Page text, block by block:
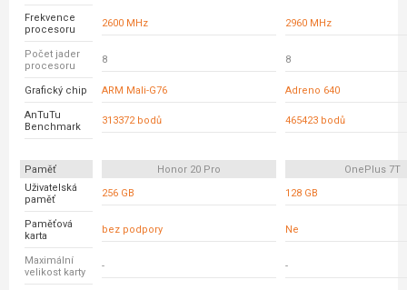
Frekvence
procesoru
2600 MHz 2960 MHz
Počet jader
procesoru
8 8
Grafický chip ARM Mali-G76 Adreno 640
AnTuTu
Benchmark
313372 bodů 465423 bodů
Paměť Honor 20 Pro
OnePlus 7T
Uživatelská
paměť
256 GB 128 GB
Paměťová
karta
bez podpory Ne
Maximální
velikost karty
- -